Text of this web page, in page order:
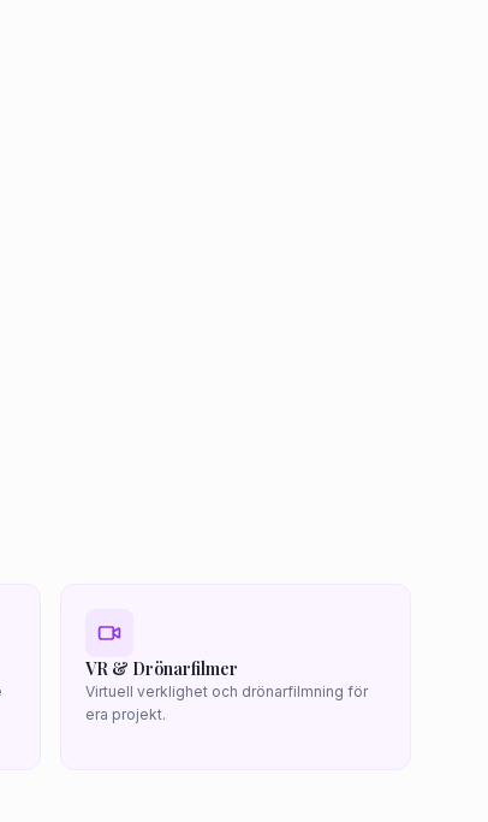
VR & Drönarfilmer
Virtuell verklighet och drönarfilmning för
era projekt.